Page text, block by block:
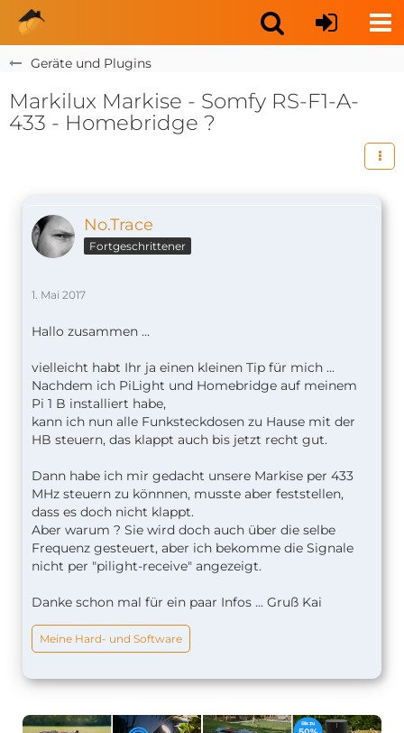
Geräte und Plugins
Markilux Markise - Somfy RS-F1-A-
433 - Homebridge ?
No.Trace
Fortgeschrittener
1. Mai 2017
Hallo zusammen ...
vielleicht habt Ihr ja einen kleinen Tip für mich ...
Nachdem ich PiLight und Homebridge auf meinem
Pi 1 B installiert habe,
kann ich nun alle Funksteckdosen zu Hause mit der
HB steuern, das klappt auch bis jetzt recht gut.
Dann habe ich mir gedacht unsere Markise per 433
MHz steuern zu könnnen, musste aber feststellen,
dass es doch nicht klappt.
Aber warum ? Sie wird doch auch über die selbe
Frequenz gesteuert, aber ich bekomme die Signale
nicht per "pilight-receive" angezeigt.
Danke schon mal für ein paar Infos ... Gruß Kai
Meine Hard- und Software